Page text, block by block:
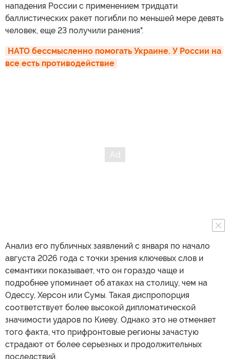
нападения России с применением тридцати
баллистических ракет погибли по меньшей мере девять
человек, еще 23 получили ранения".
НАТО бессмысленно помогать Украине. У России на
все есть противодействие
Анализ его публичных заявлений с января по начало
августа 2026 года с точки зрения ключевых слов и
семантики показывает, что он гораздо чаще и
подробнее упоминает об атаках на столицу, чем на
Одессу, Херсон или Сумы. Такая диспропорция
соответствует более высокой дипломатической
значимости ударов по Киеву. Однако это не отменяет
того факта, что прифронтовые регионы зачастую
страдают от более серьезных и продолжительных
последствий.